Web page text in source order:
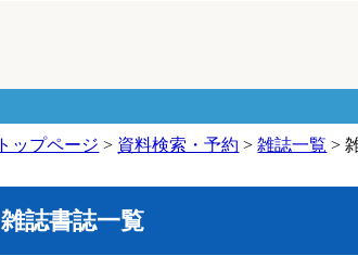
トップページ > 資料検索・予約 >雑誌一覧 >
雑誌書誌一覧